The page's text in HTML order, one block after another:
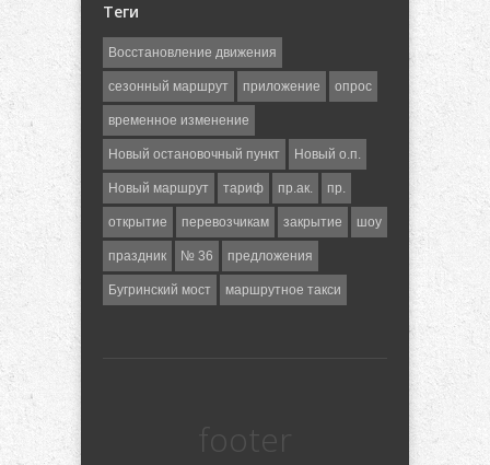
Теги
Восстановление движения
сезонный маршрут приложение опрос
временное изменение
Новый остановочный пункт Новый о.п.
Новый маршрут тариф пр.ак. пр.
открытие перевозчикам закрытие шоу
праздник № 36 предложения
Бугринский мост маршрутное такси
footer